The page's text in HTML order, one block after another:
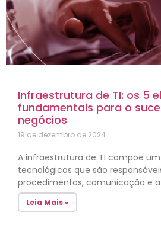
Infraestrutura de TI: os 5
fundamentais para o
negócios
19 de dezembro de 2024
A infraestrutura de TI compõe
tecnológicos que são
procedimentos, comunicação e
Leia Mais »